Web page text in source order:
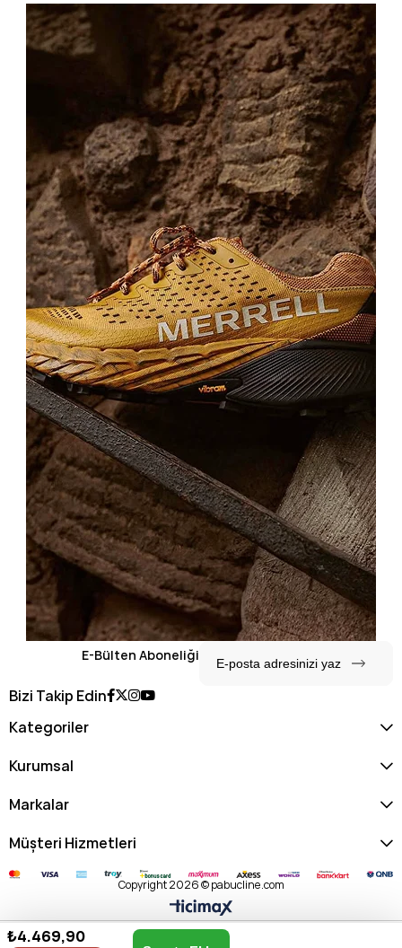
E-Bülten Aboneliği
Bizi Takip Edin
Kategoriler
Kurumsal
Markalar
Müşteri Hizmetleri
Copyright 2026 © pabucline.com
₺4.469,90